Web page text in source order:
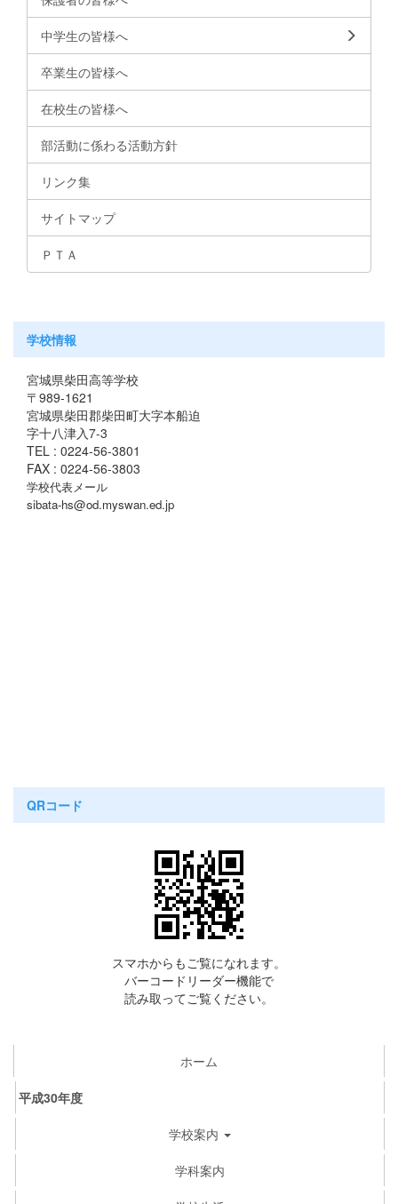
中学生の皆様へ
卒業生の皆様へ
在校生の皆様へ
部活動に係わる活動方針
リンク集
サイトマップ
ＰＴＡ
学校情報
宮城県柴田高等学校
〒989-1621
宮城県柴田郡柴田町大字本船迫
字十八津入7-3
TEL : 0224-56-3801
FAX : 0224-56-3803
学校代表メール
sibata-hs@od.myswan.ed.jp
QRコード
スマホからもご覧になれます。
バーコードリーダー機能で
読み取ってご覧ください。
ホーム
平成30年度
学校案内
学科案内